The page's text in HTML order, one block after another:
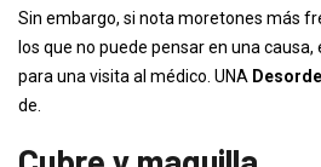
Sin embargo, si nota moretones más
los que no puede pensar en una
para una visita al médico. UNA
de.